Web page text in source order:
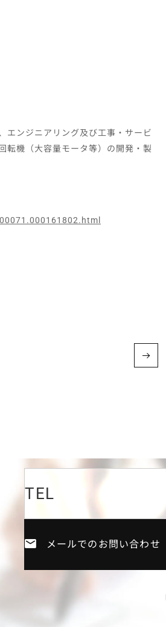
エンジニアリング及び工事・サービ
転機（大容量モータ等）の開発・製
TEL
メールでのお問い合わせ